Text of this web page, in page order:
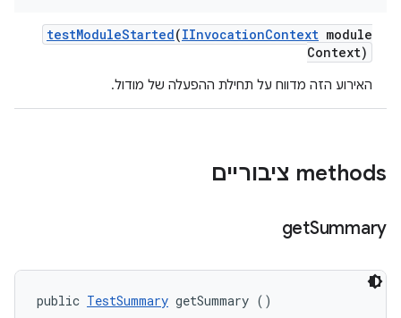
testModuleStarted(IInvocationContext module
Context)
האירוע הזה מדווח על תחילת ההפעלה של מודול.
‫methods ציבוריים
getSummary
public TestSummary getSummary ()